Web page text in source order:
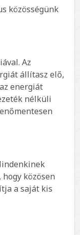
közösségünk
Az
állítasz elő,
energiát
nélküli
közösen
a saját kis